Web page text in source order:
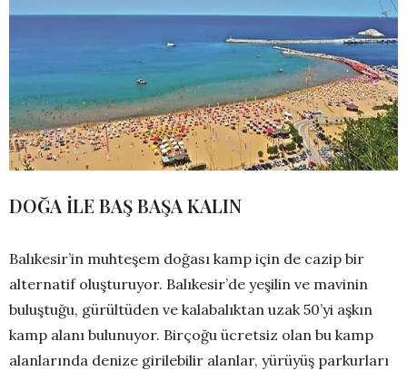
DOĞA İLE BAŞ BAŞA KALIN
Balıkesir’in muhteşem doğası kamp için de cazip bir
alternatif oluşturuyor. Balıkesir’de yeşilin ve mavinin
buluştuğu, gürültüden ve kalabalıktan uzak 50’yi aşkın
kamp alanı bulunuyor. Birçoğu ücretsiz olan bu kamp
alanlarında denize girilebilir alanlar, yürüyüş parkurları